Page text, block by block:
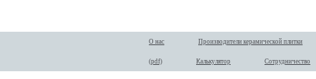
О нас Производители керамической плитки
(pdf) Калькулятор Сотрудничество